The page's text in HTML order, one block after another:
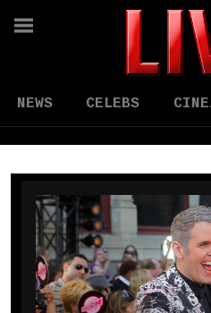
NEWS CELEBS